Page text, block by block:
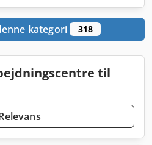
kategori 318
til